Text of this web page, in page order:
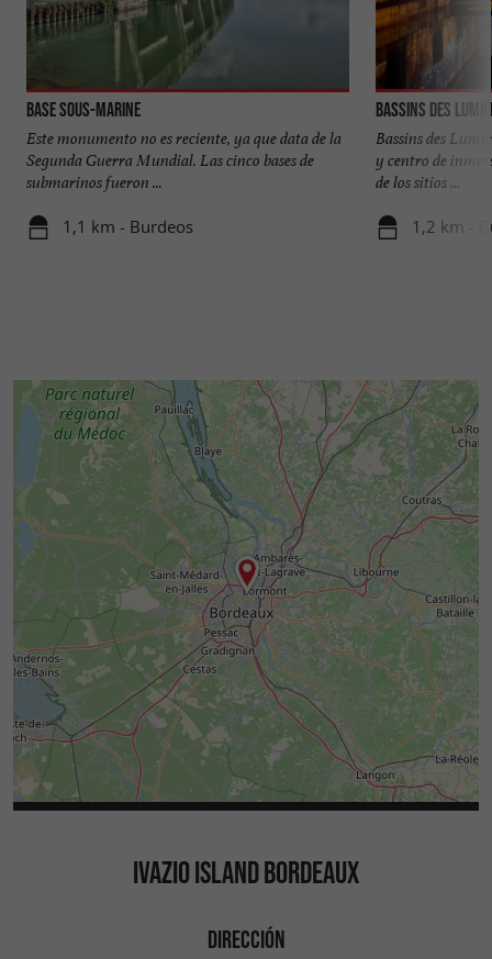
Base sous-marine
Este monumento no es reciente, ya que data de la
Segunda Guerra Mundial. Las cinco bases de
submarinos fueron ...
1,1 km - Burdeos
Bassins des
Bassins des
y centro de
de los sitios ...
1,2 km -
IVAZIO ISLAND BORDEAUX
DIRECCIÓN